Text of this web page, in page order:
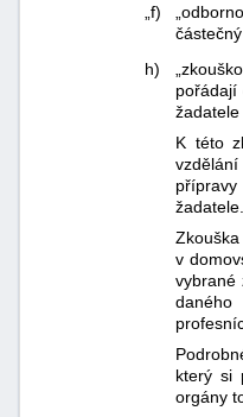
„f)
h)
pořádají
K této
žadatele.
v
vybrané
který si
orgány